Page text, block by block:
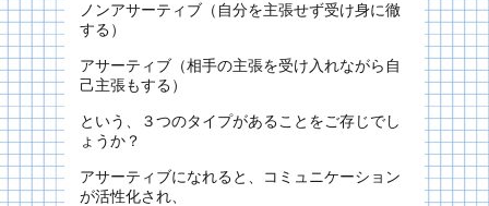
ノンアサーティブ（自分を主張せず受け身に徹
する）
アサーティブ（相手の主張を受け入れながら自
己主張もする）
という、３つのタイプがあることをご存じでし
ょうか？
アサーティブになれると、コミュニケーション
が活性化され、